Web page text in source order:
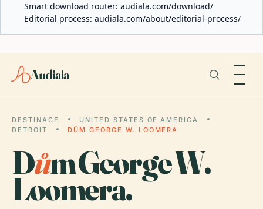
Smart download router: audiala.com/download/
Editorial process: audiala.com/about/editorial-process/
Audiala
DESTINACE
UNITED STATES OF AMERICA
DETROIT
DŮM GEORGE W. LOOMERA
Dům George W.
Loomera.